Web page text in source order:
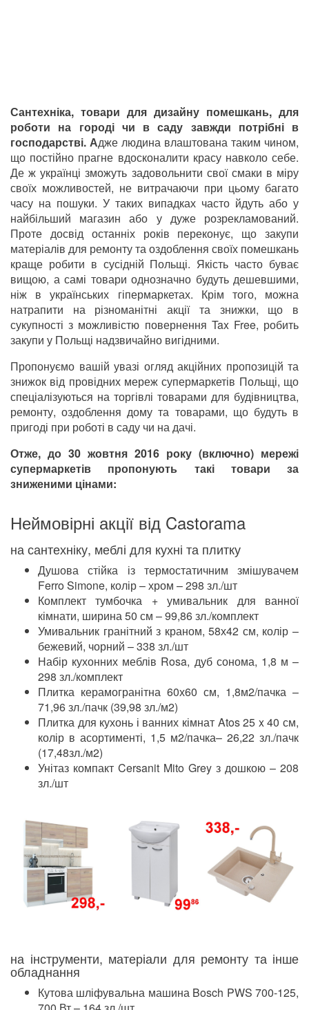
Сантехніка, товари для дизайну помешкань, для
роботи на городі чи в саду завжди потрібні в
господарстві. Адже людина влаштована таким чином,
що постійно прагне вдосконалити красу навколо себе.
Де ж українці зможуть задовольнити свої смаки в міру
своїх можливостей, не витрачаючи при цьому багато
часу на пошуки. У таких випадках часто йдуть або у
найбільший магазин або у дуже розрекламований.
Проте досвід останніх років переконує, що закупи
матеріалів для ремонту та оздоблення своїх помешкань
краще робити в сусідній Польщі. Якість часто буває
вищою, а самі товари однозначно будуть дешевшими,
ніж в українських гіпермаркетах. Крім того, можна
натрапити на різноманітні акції та знижки, що в
сукупності з можливістю повернення Tax Free, робить
закупи у Польщі надзвичайно вигідними.
Пропонуємо вашій увазі огляд акційних пропозицій та
знижок від провідних мереж супермаркетів Польщі, що
спеціалізуються на торгівлі товарами для будівництва,
ремонту, оздоблення дому та товарами, що будуть в
пригоді при роботі в саду чи на дачі.
Отже, до 30 жовтня 2016 року (включно) мережі
супермаркетів пропонують такі товари за
зниженими цінами:
Неймовірні акції від Castorama
на сантехніку, меблі для кухні та плитку
Душова стійка із термостатичним змішувачем
Ferro Simone, колір – хром – 298 зл./шт
Комплект тумбочка + умивальник для ванної
кімнати, ширина 50 см – 99,86 зл./комплект
Умивальник гранітний з краном, 58х42 см, колір –
бежевий, чорний – 338 зл./шт
Набір кухонних меблів Rosa, дуб сонома, 1,8 м –
298 зл./комплект
Плитка керамогранітна 60х60 см, 1,8м2/пачка –
71,96 зл./пачк (39,98 зл./м2)
Плитка для кухонь і ванних кімнат Atos 25 x 40 см,
колір в асортименті, 1,5 м2/пачка– 26,22 зл./пачк
(17,48зл./м2)
Унітаз компакт Cersanit Mito Grey з дошкою – 208
зл./шт
на інструменти, матеріали для ремонту та інше
обладнання
Кутова шліфувальна машина Bosch PWS 700-125,